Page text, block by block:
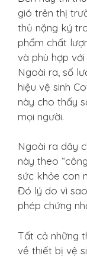
gió trên thị
thủ nặng ký
phẩm chất
và phù hợp
Ngoài ra, số
hiệu vệ sinh
này cho thấy
mọi người.
Ngoài ra dây
này theo
sức khỏe con
Đó lý do vì
phép chứng
Tất cả những
về thiết bị vệ